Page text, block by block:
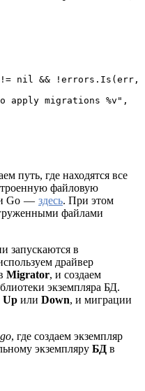
путь, где находятся все
файловую
Go — здесь. При этом
файлами
запускаются в
драйвер
Migrator, и создаем
экземпляра БД.
Up или Down, и миграции
, где создаем экземпляр
экземпляру БД в